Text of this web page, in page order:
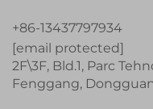
+86-13437797934
[email protected]
2F\3F, Bld.1, Parc
Fenggang,